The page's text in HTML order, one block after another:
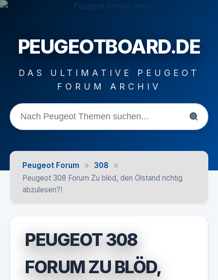
PEUGEOTBOARD.DE
DAS ULTIMATIVE PEUGEOT
FORUM ARCHIV
Peugeot Forum » 308 »
Peugeot 308 Forum Zu blöd, den Ölstand richtig
abzulesen?!
PEUGEOT 308
FORUM ZU BLÖD,